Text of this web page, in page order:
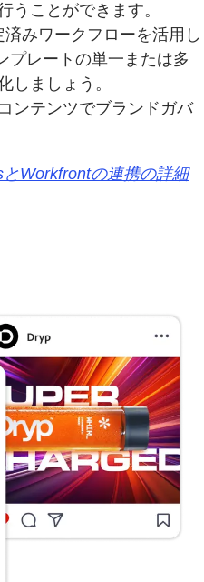
うことができます。
みワークフローを活用し
プレートの単一または多
しましょう。
ンテンツでブランドガバ
Workfrontの連携の詳細